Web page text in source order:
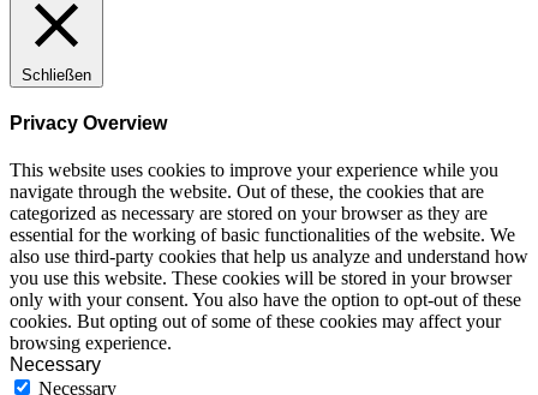
Schließen
Privacy Overview
This website uses cookies to improve your experience while you
navigate through the website. Out of these, the cookies that are
categorized as necessary are stored on your browser as they are
essential for the working of basic functionalities of the website. We
also use third-party cookies that help us analyze and understand how
you use this website. These cookies will be stored in your browser
only with your consent. You also have the option to opt-out of these
cookies. But opting out of some of these cookies may affect your
browsing experience.
Necessary
Necessary